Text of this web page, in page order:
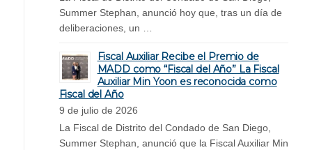
Summer Stephan, anunció hoy que, tras un día de
deliberaciones, un …
Fiscal Auxiliar Recibe el Premio de
MADD como “Fiscal del Año” La Fiscal
Auxiliar Min Yoon es reconocida como
Fiscal del Año
9 de julio de 2026
La Fiscal de Distrito del Condado de San Diego,
Summer Stephan, anunció que la Fiscal Auxiliar Min